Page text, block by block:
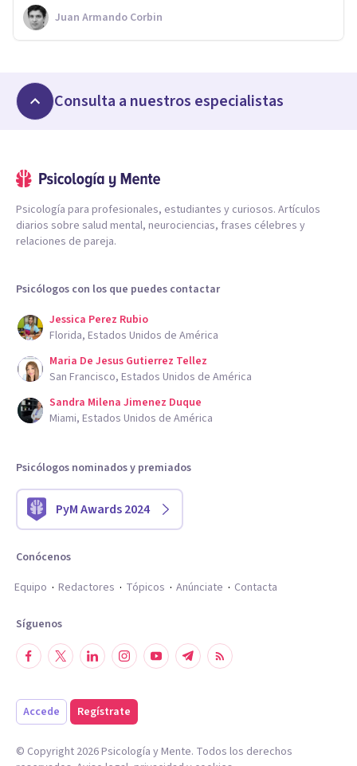
Juan Armando Corbin
Consulta a nuestros especialistas
Psicología para profesionales, estudiantes y curiosos. Artículos
diarios sobre salud mental, neurociencias, frases célebres y
relaciones de pareja.
Psicólogos con los que puedes contactar
Jessica Perez Rubio
Florida, Estados Unidos de América
Maria De Jesus Gutierrez Tellez
San Francisco, Estados Unidos de América
Sandra Milena Jimenez Duque
Miami, Estados Unidos de América
Psicólogos nominados y premiados
PyM Awards 2024
Conócenos
Equipo
Redactores Tópicos Anúnciate Contacta
Síguenos
Accede Regístrate
© Copyright 2026Psicología y Mente. Todos los derechos